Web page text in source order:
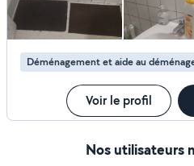
Déménagement et aide au
Voir le profil
Nos utilisateurs